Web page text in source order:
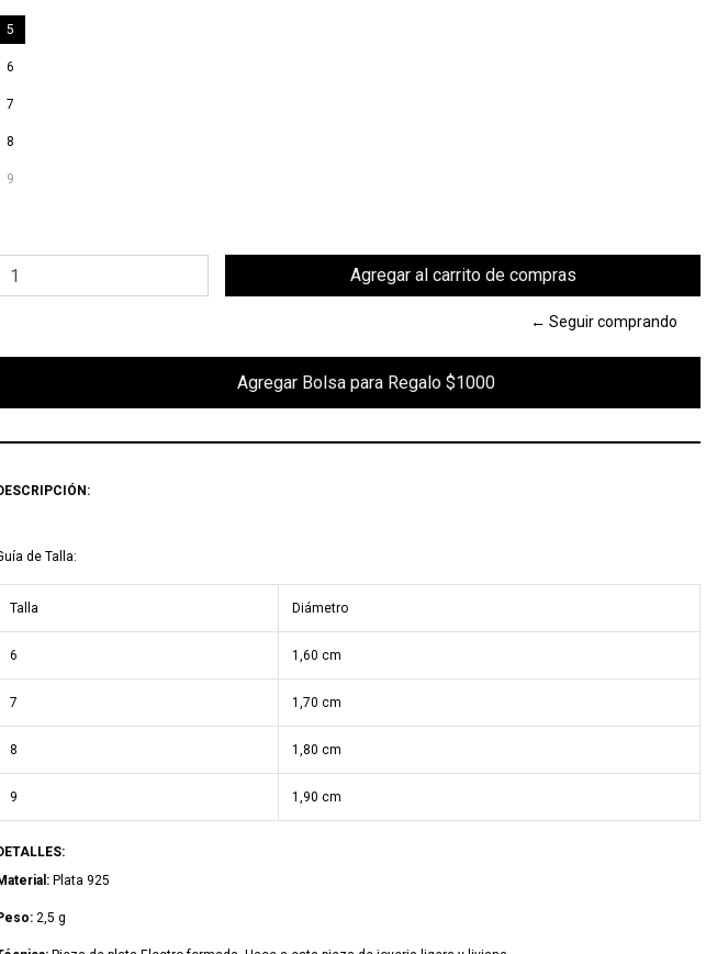
5
6
7
8
9
← Seguir comprando
de Talla:
Talla Diámetro
6 1,60 cm
7 1,70 cm
8 1,80 cm
9 1,90 cm
Plata 925
2,5 g